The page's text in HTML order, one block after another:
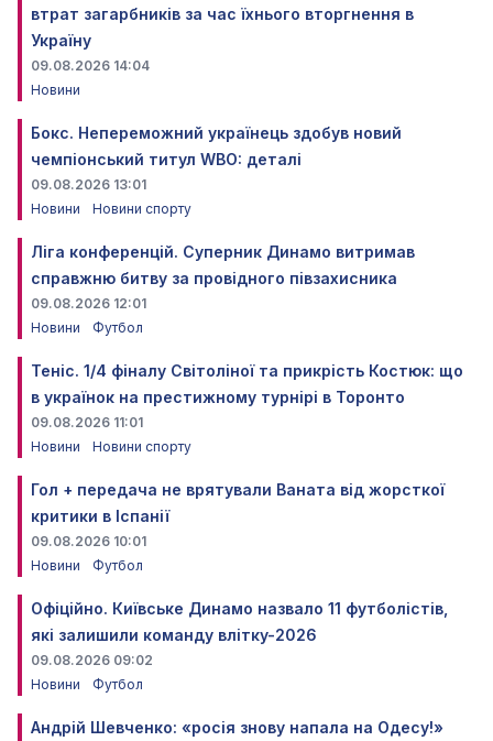
втрат загарбників за час їхнього вторгнення в
Україну
09.08.2026 14:04
Новини
Бокс. Непереможний українець здобув новий
чемпіонський титул WBO: деталі
09.08.2026 13:01
Новини
Новини спорту
Ліга конференцій. Суперник Динамо витримав
справжню битву за провідного півзахисника
09.08.2026 12:01
Новини
Футбол
Теніс. 1/4 фіналу Світоліної та прикрість Костюк: що
в українок на престижному турнірі в Торонто
09.08.2026 11:01
Новини
Новини спорту
Гол + передача не врятували Ваната від жорсткої
критики в Іспанії
09.08.2026 10:01
Новини
Футбол
Офіційно. Київське Динамо назвало 11 футболістів,
які залишили команду влітку-2026
09.08.2026 09:02
Новини
Футбол
Андрій Шевченко: «росія знову напала на Одесу!»